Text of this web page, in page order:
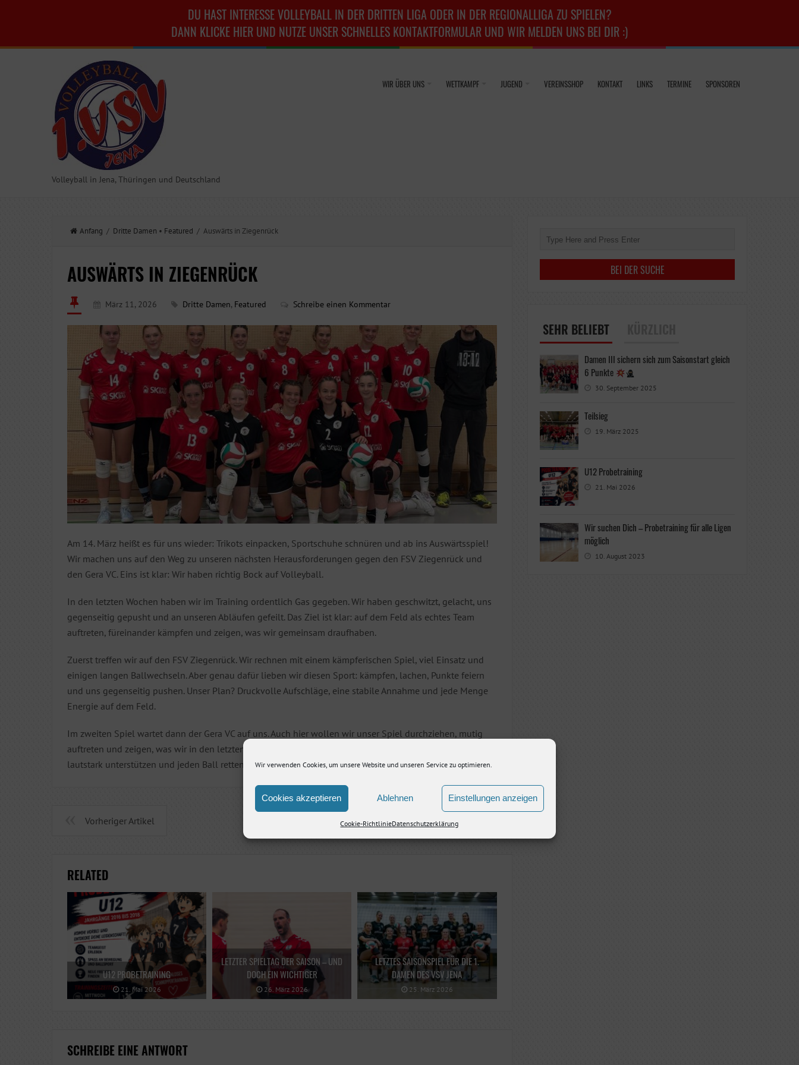
Wir verwenden Cookies, um unsere Website und unseren Service zu optimieren.
Cookies akzeptieren Ablehnen Einstellungen anzeigen
Cookie-RichtlinieDatenschutzerklärung
DU HAST INTERESSE VOLLEYBALL IN DER DRITTEN LIGA ODER IN DER REGIONALLIGA ZU SPIELEN?
DANN KLICKE HIER UND NUTZE UNSER SCHNELLES KONTAKTFORMULAR UND WIR MELDEN UNS BEI DIR :)
Volleyball in Jena, Thüringen und Deutschland
WIR ÜBER UNS WETTKAMPF JUGEND VEREINSSHOP KONTAKT LINKS TERMINE SPONSOREN
Anfang / Dritte Damen • Featured / Auswärts in Ziegenrück
AUSWÄRTS IN ZIEGENRÜCK
März 11, 2026 Dritte Damen, Featured Schreibe einen Kommentar
Am 14. März heißt es für uns wieder: Trikots einpacken, Sportschuhe schnüren und ab ins Auswärtsspiel!
Wir machen uns auf den Weg zu unseren nächsten Herausforderungen gegen den FSV Ziegenrück und
den Gera VC. Eins ist klar: Wir haben richtig Bock auf Volleyball.
In den letzten Wochen haben wir im Training ordentlich Gas gegeben. Wir haben geschwitzt, gelacht, uns
gegenseitig gepusht und an unseren Abläufen gefeilt. Das Ziel ist klar: auf dem Feld als echtes Team
auftreten, füreinander kämpfen und zeigen, was wir gemeinsam draufhaben.
Zuerst treffen wir auf den FSV Ziegenrück. Wir rechnen mit einem kämpferischen Spiel, viel Einsatz und
einigen langen Ballwechseln. Aber genau dafür lieben wir diesen Sport: kämpfen, lachen, Punkte feiern
und uns gegenseitig pushen. Unser Plan? Druckvolle Aufschläge, eine stabile Annahme und jede Menge
Energie auf dem Feld.
Im zweiten Spiel wartet dann der Gera VC auf uns. Auch hier wollen wir unser Spiel durchziehen, mutig
auftreten und zeigen, was wir in den letzten Wochen trainiert haben. Wenn wir als Team zusammenhalten,
lautstark unterstützen und jeden Ball retten, kann das ein richtig erfolgreicher Spieltag werden.
Vorheriger Artikel Nächster Artikel
RELATED
U12 PROBETRAINING
21. Mai 2026
LETZTER SPIELTAG DER SAISON – UND
DOCH EIN WICHTIGER
26. März 2026
LETZTES SAISONSPIEL FÜR DIE 1.
DAMEN DES VSV JENA
25. März 2026
SCHREIBE EINE ANTWORT
SEHR BELIEBT
Damen III sichern sich zum Saisonstart gleich
6 Punkte
30. September 2025
Teilsieg
19. März 2025
U12 Probetraining
21. Mai 2026
Wir suchen Dich – Probetraining für alle Ligen
möglich
10. August 2023